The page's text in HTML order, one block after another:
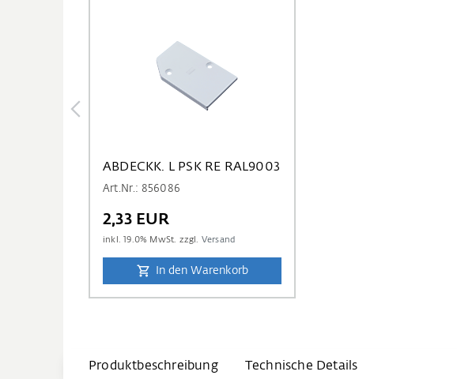
ABDECKK. L PSK RE RAL9003
Art.Nr.: 856086
2,33 EUR
inkl.19.0% MwSt. zzgl. Versand
In den Warenkorb
Produktbeschreibung Technische Details